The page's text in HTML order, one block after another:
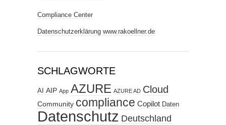
Compliance Center
Datenschutzerklärung www.rakoellner.de
SCHLAGWORTE
AI AIP App AZURE AZURE AD Cloud
Community compliance Copilot Daten
Datenschutz Deutschland